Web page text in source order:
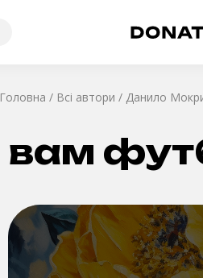
Головна / Всі автори / Данило